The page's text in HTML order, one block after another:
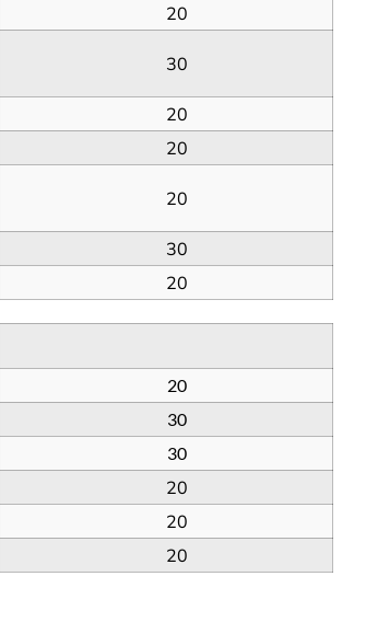
20
30
20
20
20
30
20
20
30
30
20
20
20